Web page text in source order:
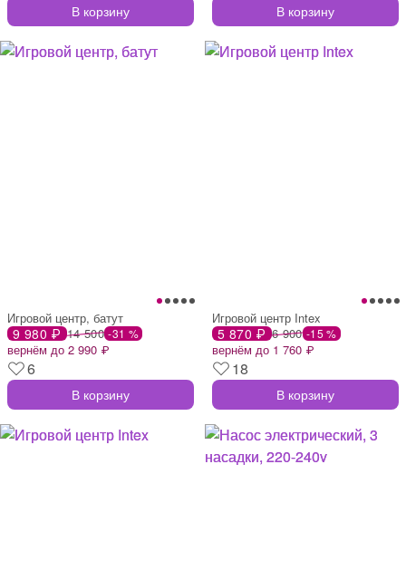
В корзину В корзину
Игровой центр, батут
9 980 ₽ 14 500 -31 %
вернём до 2 990 ₽
6
В корзину
Игровой центр Intex
5 870 ₽ 6 900 -15 %
вернём до 1 760 ₽
18
В корзину